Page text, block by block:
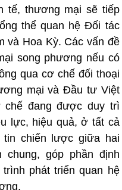
tế, thương mại sẽ tiếp
thể quan hệ Đối tác
và Hoa Kỳ. Các vấn đề
song phương nếu có
qua cơ chế đối thoại
mại và Đầu tư Việt
chế đang được duy trì
lực, hiệu quả, ở tất cả
tin chiến lược giữa hai
góp phần định
phát triển quan hệ